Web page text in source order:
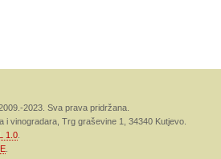
2023. Sva prava pridržana.
i vinogradara, Trg graševine 1, 34340 Kutjevo.
1.0